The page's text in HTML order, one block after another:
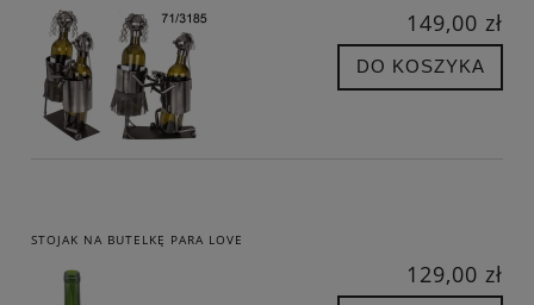
149,00 zł
DO KOSZYKA
STOJAK NA BUTELKĘ PARA LOVE
129,00 zł